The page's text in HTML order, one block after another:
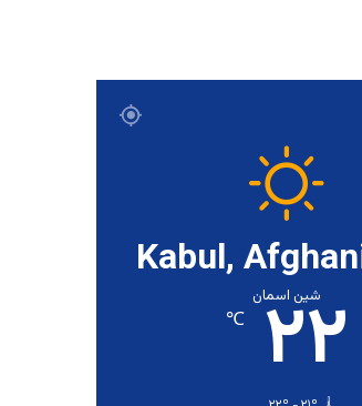
Kabul,
شین اسمان
۲۲ ℃